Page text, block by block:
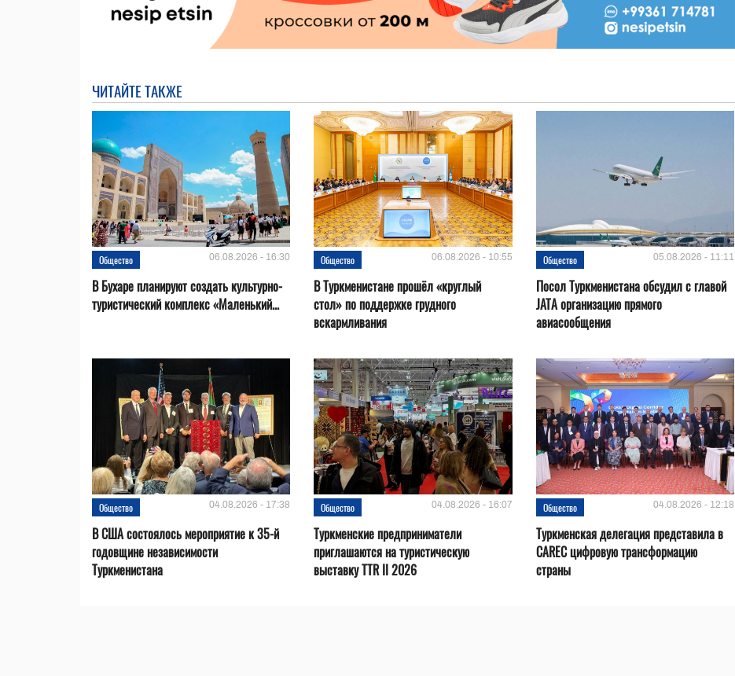
ЧИТАЙТЕ ТАКЖЕ
Общество 06.08.2026 - 16:30
В Бухаре планируют создать культурно-
туристический комплекс «Маленький...
Общество 06.08.2026 - 10:55
В Туркменистане прошёл «круглый
стол» по поддержке грудного
вскармливания
Общество 05.08.2026 - 11:11
Посол Туркменистана обсудил с главой
JATA организацию прямого
авиасообщения
Общество 04.08.2026 - 17:38
В США состоялось мероприятие к 35-й
годовщине независимости
Туркменистана
Общество 04.08.2026 - 16:07
Туркменские предприниматели
приглашаются на туристическую
выставку TTR II 2026
Общество 04.08.2026 - 12:18
Туркменская делегация представила в
CAREC цифровую трансформацию
страны